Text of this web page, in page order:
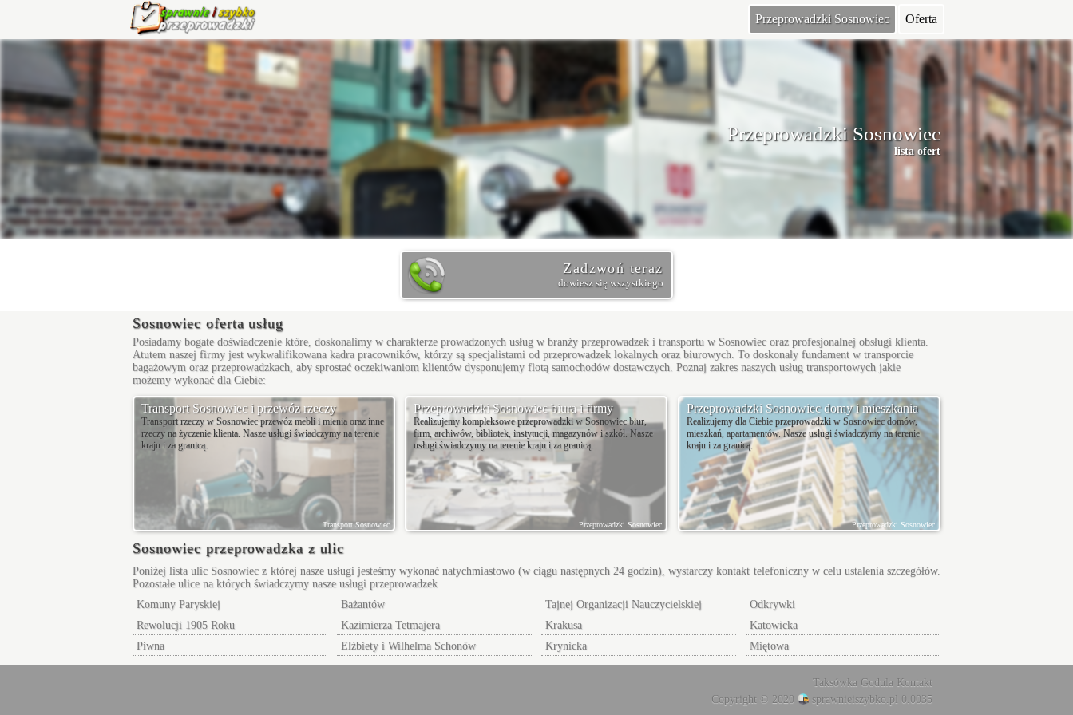
Przeprowadzki Sosnowiec Oferta
Przeprowadzki Sosnowiec
lista ofert
Zadzwoń teraz
dowiesz się wszystkiego
Sosnowiec oferta usług
Posiadamy bogate doświadczenie które, doskonalimy w charakterze prowadzonych usług w branży przeprowadzek i transportu w Sosnowiec oraz profesjonalnej obsługi klienta.
Atutem naszej firmy jest wykwalifikowana kadra pracowników, którzy są specjalistami od przeprowadzek lokalnych oraz biurowych. To doskonały fundament w transporcie
bagażowym oraz przeprowadzkach, aby sprostać oczekiwaniom klientów dysponujemy flotą samochodów dostawczych. Poznaj zakres naszych usług transportowych jakie
możemy wykonać dla Ciebie:
Transport Sosnowiec i przewóz rzeczy
Transport rzeczy w Sosnowiec przewóz mebli i mienia oraz inne
rzeczy na życzenie klienta. Nasze usługi świadczymy na terenie
kraju i za granicą.
Transport Sosnowiec
Przeprowadzki Sosnowiec biura i firmy
Realizujemy kompleksowe przeprowadzki w Sosnowiec biur,
firm, archiwów, bibliotek, instytucji, magazynów i szkół. Nasze
usługi świadczymy na terenie kraju i za granicą.
Przeprowadzki Sosnowiec
Przeprowadzki Sosnowiec domy i mieszkania
Realizujemy dla Ciebie przeprowadzki w Sosnowiec domów,
mieszkań, apartamentów. Nasze usługi świadczymy na terenie
kraju i za granicą.
Przeprowadzki Sosnowiec
Sosnowiec przeprowadzka z ulic
Poniżej lista ulic Sosnowiec z której nasze usługi jesteśmy wykonać natychmiastowo (w ciągu następnych 24 godzin), wystarczy kontakt telefoniczny w celu ustalenia szczegółów.
Pozostałeulice na których świadczymy nasze usługi przeprowadzek
Komuny Paryskiej
Bażantów Tajnej Organizacji Nauczycielskiej
Odkrywki
Rewolucji 1905 Roku
Kazimierza Tetmajera Krakusa
Katowicka
Piwna
Elżbiety i Wilhelma Schonów Krynicka Miętowa
Taksówka Godula Kontakt
Copyright © 2020
sprawnieiszybko.pl 0.0035